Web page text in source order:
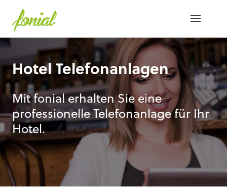
Hotel Telefonanlagen
Mit fonial erhalten Sie eine
professionelle Telefonanlage für Ihr
Hotel.